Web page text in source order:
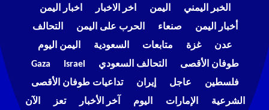
الخبر اليمني اليمن اخر الاخبار
اخبار اليمن
أخبار اليمن
صنعاء الحرب على اليمن
التحالف
عدن
غزة متابعات السعودية
اليمن اليوم
طوفان الأقصى
التحالف السعودي Israel
Gaza
فلسطين
عاجل إيران
تداعيات طوفان الأقصى
الشرعية
الإمارات اليوم آخر الأخبار تعز الآن